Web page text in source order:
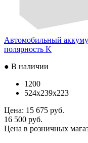
Автомобильный
полярность K
● В наличии
1200
524x239x223
Цена: 15 675 руб.
16 500 руб.
Цена в розничных